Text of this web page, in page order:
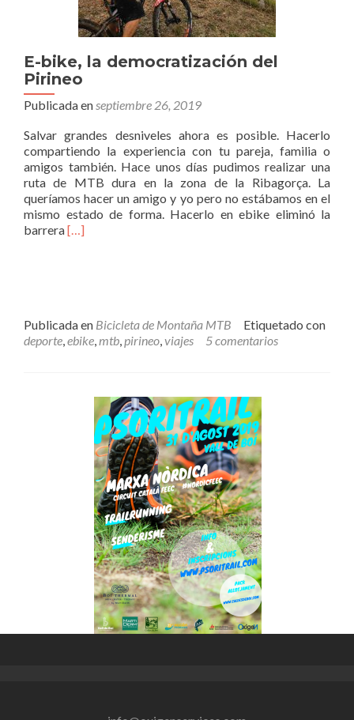
E-bike, la democratización del
Pirineo
Publicada enseptiembre 26, 2019
Salvar grandes desniveles ahora es posible. Hacerlo
compartiendo la experiencia con tu pareja, familia o
amigos también. Hace unos días pudimos realizar una
ruta de MTB dura en la zona de la Ribagorça. La
queríamos hacer un amigo y yo pero no estábamos en el
mismo estado de forma. Hacerlo en ebike eliminó la
barreraLeer
Pirineo
[…]
Publicada en Bicicleta de Montaña MTB
Etiquetado con
deporte,ebike,mtb,pirineo,viajes 5 comentarios